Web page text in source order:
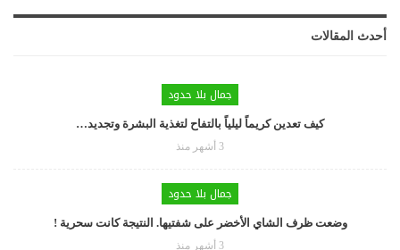
أحدث المقالات
جمال بلا حدود
كيف تعدين كريماً ليلياً بالتفاح لتغذية البشرة وتجديد…
3 أشهر منذ
جمال بلا حدود
وضعت ظرف الشاي الأخضر على شفتيها. النتيجة كانت سحرية !
3 أشهر منذ